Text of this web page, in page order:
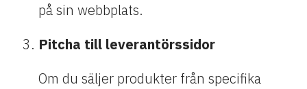
på sin webbplats.
Pitcha till leverantörssidor
Om du säljer produkter från specifika